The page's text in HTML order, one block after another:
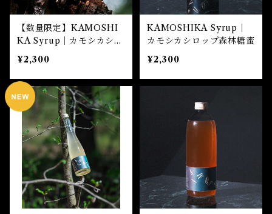
【数量限定】KAMOSHI
KA Syrup｜カモシカシロ
ップ森林糖蜜・微糖
¥2,300
KAMOSHIKA Syrup｜
カモシカシロップ森林糖蜜
¥2,300